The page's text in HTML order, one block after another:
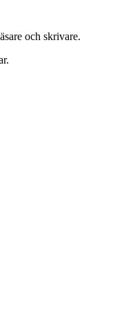
och skrivare.